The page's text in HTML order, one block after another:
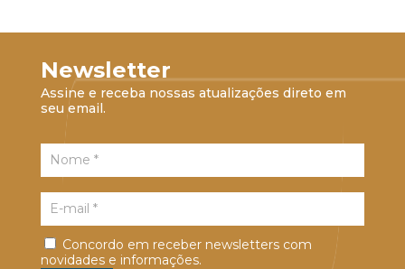
Newsletter
Assine e receba nossas atualizações direto em
seu email.
Concordo em receber newsletters com
novidades e informações.